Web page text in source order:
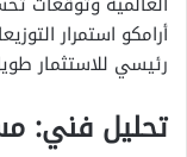
أرامكو استمرار
رئيسي للاستثمار
تحليل فني: